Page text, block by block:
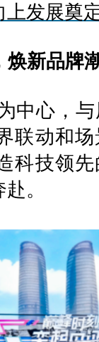
发展奠
新品牌
中心，与
联动和
科技领
。